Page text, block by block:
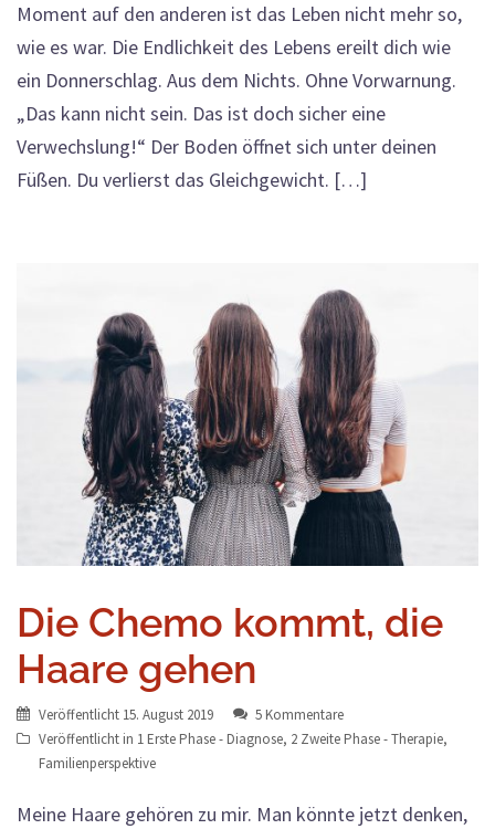
Moment auf den anderen ist das Leben nicht mehr so,
wie es war. Die Endlichkeit des Lebens ereilt dich wie
ein Donnerschlag. Aus dem Nichts. Ohne Vorwarnung.
„Das kann nicht sein. Das ist doch sicher eine
Verwechslung!“ Der Boden öffnet sich unter deinen
Füßen. Du verlierst das Gleichgewicht. […]
Die Chemo kommt, die
Haare gehen
Veröffentlicht 15. August 2019
5 Kommentare
Veröffentlicht in 1 Erste Phase - Diagnose, 2 Zweite Phase - Therapie,
Familienperspektive
Meine Haare gehören zu mir. Man könnte jetzt denken,